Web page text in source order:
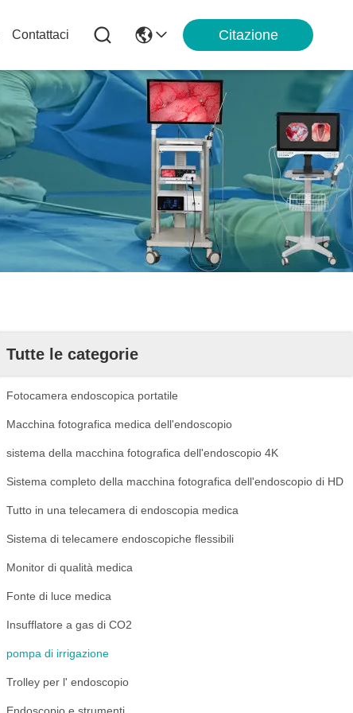
Contattaci Citazione
Tutte le categorie
Fotocamera endoscopica portatile
Macchina fotografica medica dell'endoscopio
sistema della macchina fotografica dell'endoscopio 4K
Sistema completo della macchina fotografica dell'endoscopio di HD
Tutto in una telecamera di endoscopia medica
Sistema di telecamere endoscopiche flessibili
Monitor di qualità medica
Fonte di luce medica
Insufflatore a gas di CO2
pompa di irrigazione
Trolley per l' endoscopio